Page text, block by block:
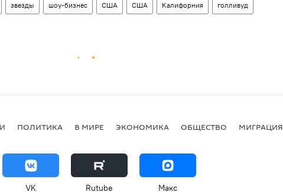
звезды шоу-бизнес США США Калифорния голливуд
ПОЛИТИКА В МИРЕ ЭКОНОМИКА ОБЩЕСТВО МИГРАЦИЯ
VK Rutube Макс